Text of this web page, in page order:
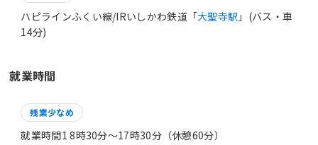
ハピラインふくい線/IRいしかわ鉄道「大聖寺駅 」(バス・車
14分)
就業時間
残業少なめ
就業時間1 8時30分〜17時30分（休憩60分）